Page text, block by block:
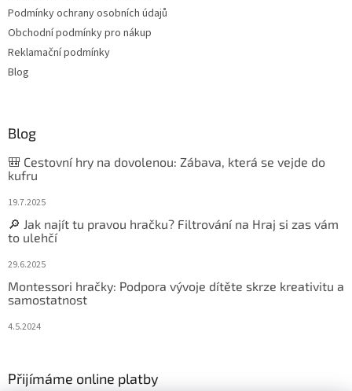
Podmínky ochrany osobních údajů
Obchodní podmínky pro nákup
Reklamační podmínky
Blog
Blog
🎒 Cestovní hry na dovolenou: Zábava, která se vejde do
kufru
19.7.2025
🔎 Jak najít tu pravou hračku? Filtrování na Hraj si zas vám
to ulehčí
29.6.2025
Montessori hračky: Podpora vývoje dítěte skrze kreativitu a
samostatnost
4.5.2024
Přijímáme online platby